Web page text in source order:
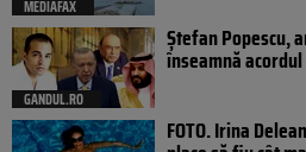
MEDIAFAX
GANDUL.RO
Ștefan Popescu,
înseamnă
FOTO. Irina